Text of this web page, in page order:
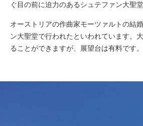
ぐ目の前に迫力のあるシュテファン大聖堂
オーストリアの作曲家モーツァルトの結
ン大聖堂で行われたといわれています。
ることができますが、展望台は有料です。